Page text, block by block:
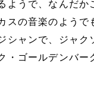
ようで、なんだ
スの音楽のようで
シャンで、ジャク
・ゴールデンバー